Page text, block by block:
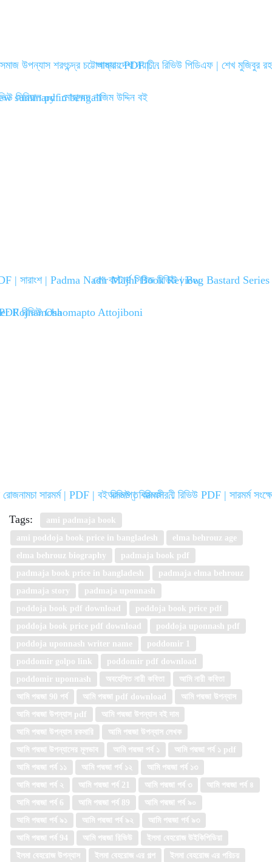
উপন্যাস শরৎচন্দ্র চট্টোপাধ্যায় PDF |…আমার দেখা নয়াচীন রিভিউ পিডিএফ | শেখ মুজিবুর
PDF | সারাংশ | Padma Nadir Majhi Book Review
বেগ বাস্টার্ড সিরিজ রিভিউ | Beg Bastard
রোজনামচা সারমর্ম | PDF | বই রিভিউ | বিসিএস…অসমাপ্ত আত্মজীবনী রিভিউ PDF | সারমর্ম
Tags:
ami padmaja book
ami poddoja book price in bangladesh
elma behrouz age
elma behrouz biography
padmaja book pdf
padmaja book price in bangladesh
padmaja elma behrouz
padmaja story
padmaja uponnash
poddoja book pdf download
poddoja book price pdf
poddoja book price pdf download
poddoja uponnash pdf
poddoja uponnash writer name
poddomir 1
poddomir golpo link
poddomir pdf download
poddomir uponnash
অবহেলিত নারী কবিতা
আমি নারী কবিতা
আমি পদ্মজা 90 পর্ব
আমি পদ্মজা pdf download
আমি পদ্মজা উপন্যাস
আমি পদ্মজা উপন্যাস pdf
আমি পদ্মজা উপন্যাস বই দাম
আমি পদ্মজা উপন্যাস রকমারি
আমি পদ্মজা উপন্যাস লেখক
আমি পদ্মজা উপন্যাসের মূলভাব
আমি পদ্মজা পর্ব ১
আমি পদ্মজা পর্ব ১ pdf
আমি পদ্মজা পর্ব ১১
আমি পদ্মজা পর্ব ১২
আমি পদ্মজা পর্ব ১৩
আমি পদ্মজা পর্ব ২
আমি পদ্মজা পর্ব 21 আমি পদ্মজা পর্ব ৩
আমি পদ্মজা পর্ব ৪
আমি পদ্মজা পর্ব 6
আমি পদ্মজা পর্ব 89
আমি পদ্মজা পর্ব ৯০
আমি পদ্মজা পর্ব ৯১
আমি পদ্মজা পর্ব ৯২
আমি পদ্মজা পর্ব ৯৩
আমি পদ্মজা পর্ব 94
আমি পদ্মজা রিভিউ
ইলমা বেহরোজ উইকিপিডিয়া
ইলমা বেহরোজ উপন্যাস
ইলমা বেহরোজ এর গল্প
ইলমা বেহরোজ এর পরিচয়